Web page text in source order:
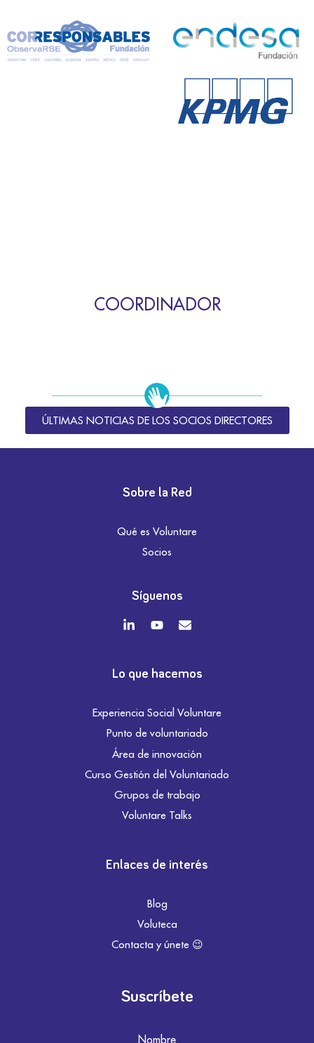
COORDINADOR
ÚLTIMAS NOTICIAS DE LOS SOCIOS DIRECTORES
Sobre la Red
Qué es Voluntare
Socios
Síguenos
Lo que hacemos
Experiencia Social Voluntare
Punto de voluntariado
Área de innovación
Curso Gestión del Voluntariado
Grupos de trabajo
Voluntare Talks
Enlaces de interés
Blog
Voluteca
Contacta y únete 😉
Suscríbete
Nombre